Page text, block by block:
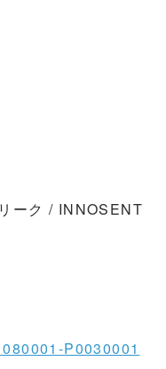
ーク / INNOSENT
P0030001